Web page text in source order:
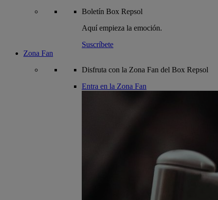
Boletín Box Repsol
Aquí empieza la emoción.
Suscríbete
Zona Fan
Disfruta con la Zona Fan del Box Repsol
Entra en la Zona Fan